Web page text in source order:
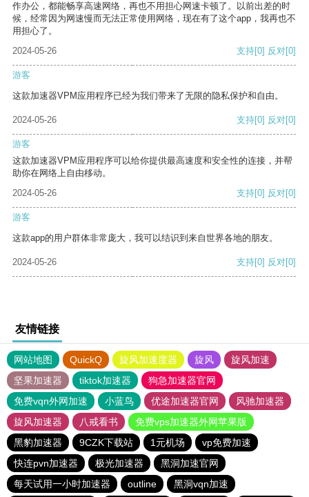
作办公，都能畅享高速网络，再也不用担心网速卡顿了。以前出差的时
候，经常因为网速慢而无法正常使用网络，现在有了这个app，我再也不
用担心了。
2024-05-26
支持[0] 反对[0]
游客
这款加速器VPM应用程序已经为我们带来了无限的隐私保护和自由。
2024-05-26 支持[0] 反对[0]
游客
这款加速器VPM应用程序可以给你提供最高速度和安全性的连接，并帮
助你在网络上自由移动。
2024-05-26
支持[0] 反对[0]
游客
这款app的用户群体非常庞大，我可以结识到来自世界各地的朋友。
2024-05-26 支持[0] 反对[0]
友情链接
网站地图 QuickQ 旋风加速度器 旋风
旋风加速
坚果加速器
tiktok加速器
狗急加速器官网
免费vqn外网加速
小蓝鸟 优途加速器官网
风驰加速器
旋风加速器
八戒看书
免费vps加速器外网苹果版
黑豹加速器
9CZK下载站 1元机场
vp免费加速
快连pvn加速器
极光加速器
黑洞加速官网
每天试用一小时加速器
outline 黑洞vqn加速